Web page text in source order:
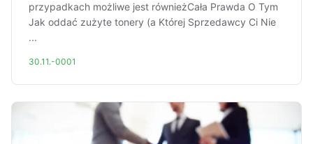
przypadkach możliwe jest równieżCała Prawda O Tym
Jak oddać zużyte tonery (a Której Sprzedawcy Ci Nie
...
30.11.-0001